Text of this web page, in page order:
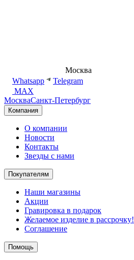
Москва
Whatsapp
Telegram
MAX
МоскваСанкт-Петербург
Компания
О компании
Новости
Контакты
Звезды с нами
Покупателям
Наши магазины
Акции
Гравировка в подарок
Желаемое изделие в рассрочку!
Соглашение
Помощь